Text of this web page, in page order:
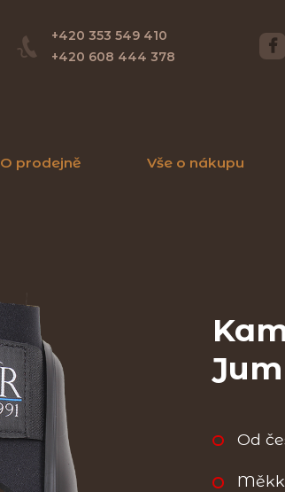
+420 353 549 410
+420 608 444 378
O prodejně Vše o nákupu
Od